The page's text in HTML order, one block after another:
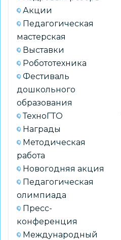
Акции
Педагогическая
мастерская
Выставки
Робототехника
Фестиваль
дошкольного
образования
ТехноГТО
Награды
Методическая
работа
Новогодняя акция
Педагогическая
олимпиада
Пресс-
конференция
Международный